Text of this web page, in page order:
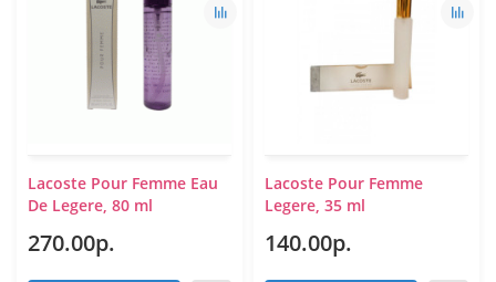
Lacoste Pour Femme Eau
De Legere, 80 ml
270.00р.
Lacoste Pour Femme
Legere, 35 ml
140.00р.